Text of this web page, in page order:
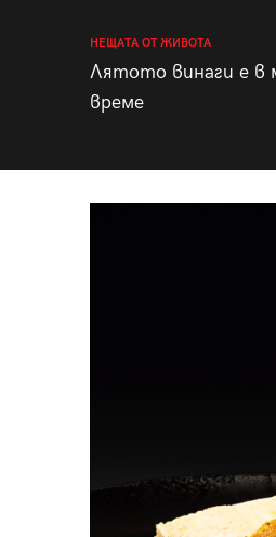
НЕЩАТА ОТ ЖИВОТА
Лятото винаги е в
време